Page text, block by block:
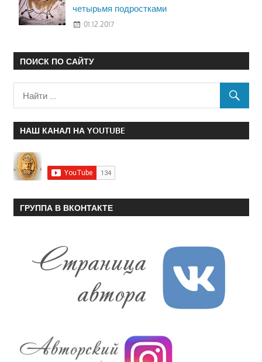
четырьмя подростками
01.12.2017
ПОИСК ПО САЙТУ
НАШ КАНАЛ НА YOUTUBE
ГРУППА В ВКОНТАКТЕ